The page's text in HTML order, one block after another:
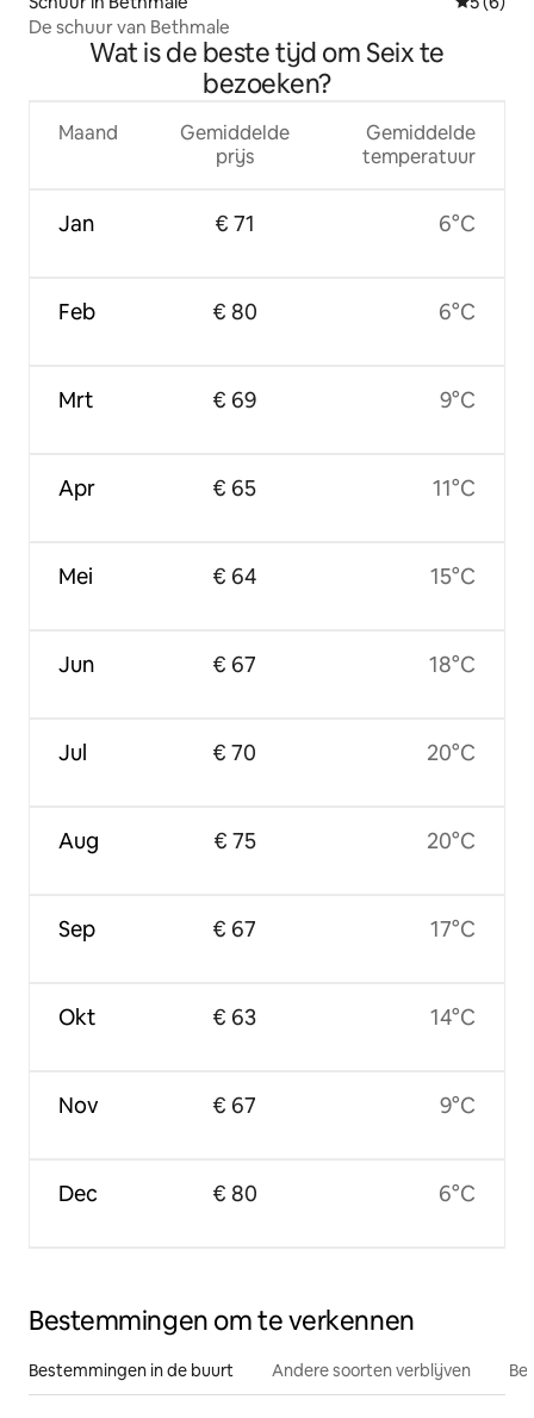
De schuur van Bethmale
Wat is de beste tijd om Seix te
bezoeken?
Maand
Jan
Feb
Mrt
Apr
Mei
Jun
Jul
Aug
Sep
Okt
Nov
Dec
Gemiddelde
prijs
€ 71
€ 80
€ 69
€ 65
€ 64
€ 67
€ 70
€ 75
€ 67
€ 63
€ 67
€ 80
Gemiddelde
temperatuur
6°C
6°C
9°C
11°C
15°C
18°C
20°C
20°C
17°C
14°C
9°C
6°C
Bestemmingen om te verkennen
Bestemmingen in de buurt Andere soorten verblijven